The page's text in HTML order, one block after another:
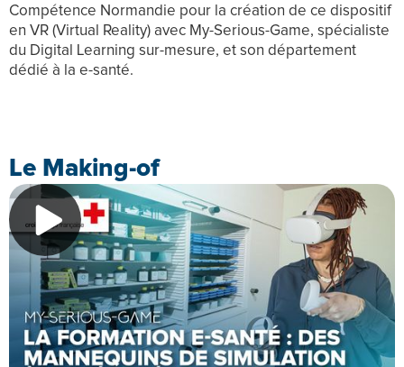
Compétence Normandie pour la création de ce dispositif
en VR (Virtual Reality) avec My-Serious-Game, spécialiste
du Digital Learning sur-mesure, et son département
dédié à la e-santé.
Le Making-of